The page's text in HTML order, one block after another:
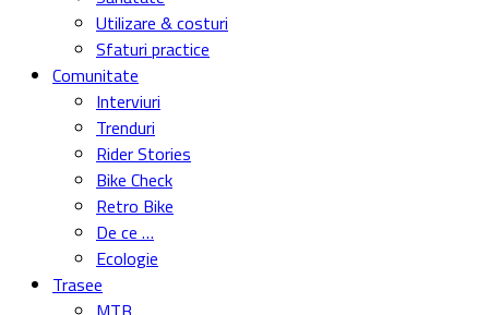
Utilizare & costuri
Sfaturi practice
Comunitate
Interviuri
Trenduri
Rider Stories
Bike Check
Retro Bike
De ce …
Ecologie
Trasee